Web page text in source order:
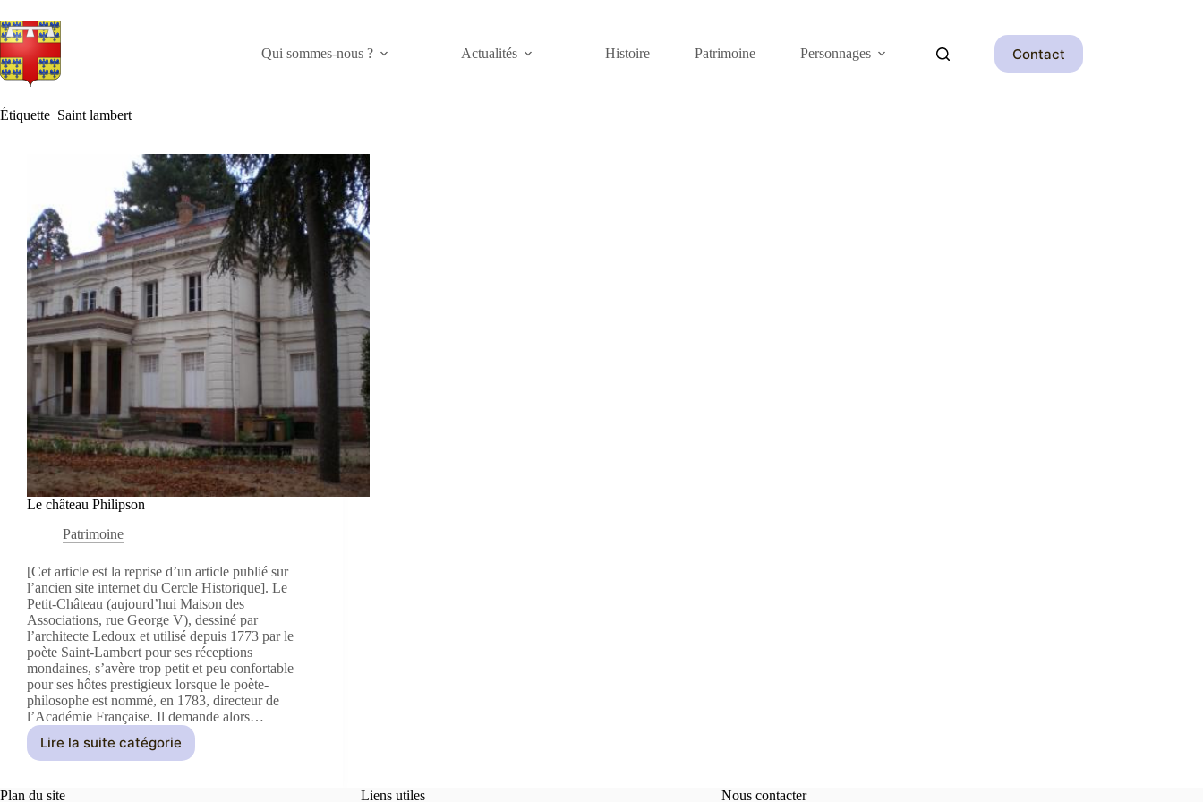
au
contenu
Qui sommes-nous ?
Actualités Histoire Patrimoine Personnages Contact
Étiquette Saint lambert
Le château Philipson
Patrimoine
[Cet article est la reprise d’un article publié sur
l’ancien site internet du Cercle Historique]. Le
Petit-Château (aujourd’hui Maison des
Associations, rue George V), dessiné par
l’architecte Ledoux et utilisé depuis 1773 par le
poète Saint-Lambert pour ses réceptions
mondaines, s’avère trop petit et peu confortable
pour ses hôtes prestigieux lorsque le poète-
philosophe est nommé, en 1783, directeur de
l’Académie Française. Il demande alors…
Lire la suite catégorie
Le
Plan du site Liens utiles Nous contacter